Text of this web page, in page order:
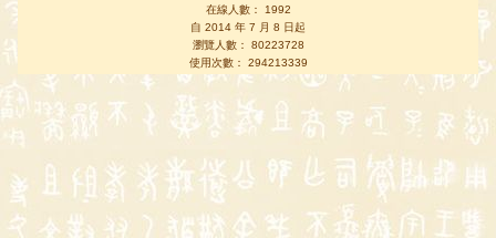
在線人數： 1992
自 2014 年 7 月 8 日起
瀏覽人數： 80223728
使用次數： 294213339